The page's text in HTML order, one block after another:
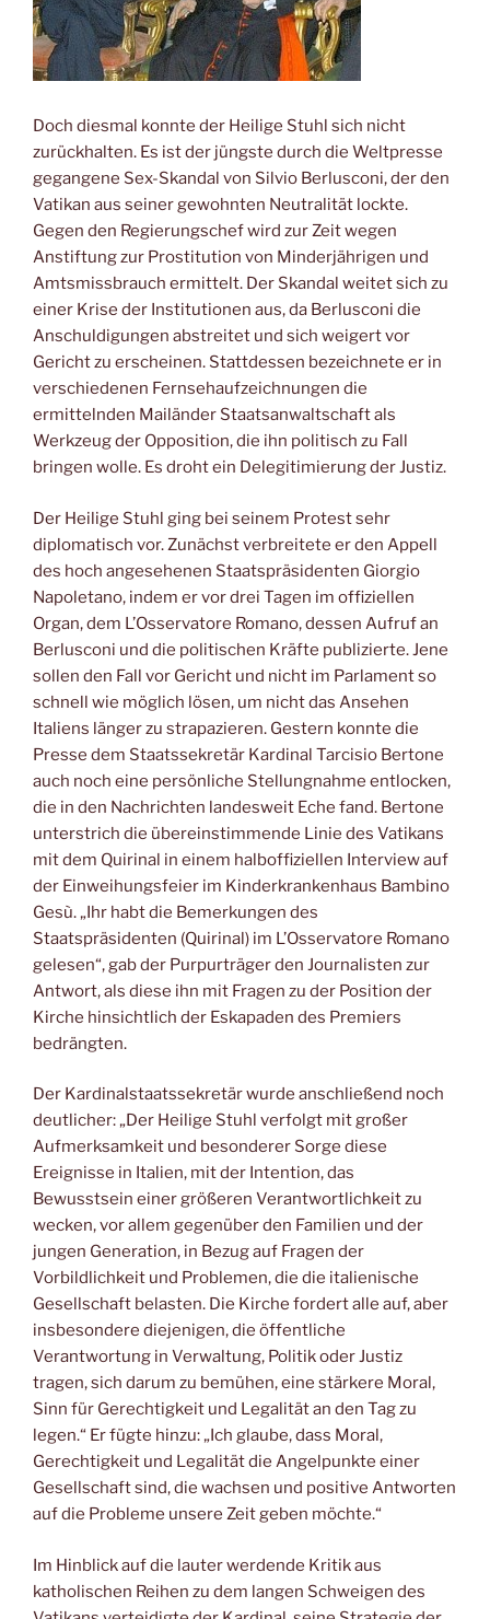
Doch diesmal konnte der Heilige Stuhl sich nicht
zurückhalten. Es ist der jüngste durch die Weltpresse
gegangene Sex-Skandal von Silvio Berlusconi, der den
Vatikan aus seiner gewohnten Neutralität lockte.
Gegen den Regierungschef wird zur Zeit wegen
Anstiftung zur Prostitution von Minderjährigen und
Amtsmissbrauch ermittelt. Der Skandal weitet sich zu
einer Krise der Institutionen aus, da Berlusconi die
Anschuldigungen abstreitet und sich weigert vor
Gericht zu erscheinen. Stattdessen bezeichnete er in
verschiedenen Fernsehaufzeichnungen die
ermittelnden Mailänder Staatsanwaltschaft als
Werkzeug der Opposition, die ihn politisch zu Fall
bringen wolle. Es droht ein Delegitimierung der Justiz.
Der Heilige Stuhl ging bei seinem Protest sehr
diplomatisch vor. Zunächst verbreitete er den Appell
des hoch angesehenen Staatspräsidenten Giorgio
Napoletano, indem er vor drei Tagen im offiziellen
Organ, dem L’Osservatore Romano, dessen Aufruf an
Berlusconi und die politischen Kräfte publizierte. Jene
sollen den Fall vor Gericht und nicht im Parlament so
schnell wie möglich lösen, um nicht das Ansehen
Italiens länger zu strapazieren. Gestern konnte die
Presse dem Staatssekretär Kardinal Tarcisio Bertone
auch noch eine persönliche Stellungnahme entlocken,
die in den Nachrichten landesweit Eche fand. Bertone
unterstrich die übereinstimmende Linie des Vatikans
mit dem Quirinal in einem halboffiziellen Interview auf
der Einweihungsfeier im Kinderkrankenhaus Bambino
Gesù. „Ihr habt die Bemerkungen des
Staatspräsidenten (Quirinal) im L’Osservatore Romano
gelesen“, gab der Purpurträger den Journalisten zur
Antwort, als diese ihn mit Fragen zu der Position der
Kirche hinsichtlich der Eskapaden des Premiers
bedrängten.
Der Kardinalstaatssekretär wurde anschließend noch
deutlicher: „Der Heilige Stuhl verfolgt mit großer
Aufmerksamkeit und besonderer Sorge diese
Ereignisse in Italien, mit der Intention, das
Bewusstsein einer größeren Verantwortlichkeit zu
wecken, vor allem gegenüber den Familien und der
jungen Generation, in Bezug auf Fragen der
Vorbildlichkeit und Problemen, die die italienische
Gesellschaft belasten. Die Kirche fordert alle auf, aber
insbesondere diejenigen, die öffentliche
Verantwortung in Verwaltung, Politik oder Justiz
tragen, sich darum zu bemühen, eine stärkere Moral,
Sinn für Gerechtigkeit und Legalität an den Tag zu
legen.“ Er fügte hinzu: „Ich glaube, dass Moral,
Gerechtigkeit und Legalität die Angelpunkte einer
Gesellschaft sind, die wachsen und positive Antworten
auf die Probleme unsere Zeit geben möchte.“
Im Hinblick auf die lauter werdende Kritik aus
katholischen Reihen zu dem langen Schweigen des